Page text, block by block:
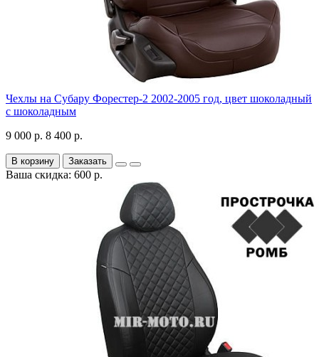
Чехлы на Субару Форестер-2 2002-2005 год, цвет шоколадный
с шоколадным
9 000 р. 8 400 р.
В корзину Заказать
Ваша скидка: 600 р.